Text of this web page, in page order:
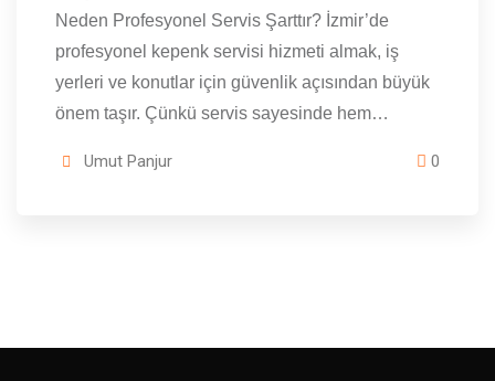
Neden Profesyonel Servis Şarttır? İzmir’de
profesyonel kepenk servisi hizmeti almak, iş
yerleri ve konutlar için güvenlik açısından büyük
önem taşır. Çünkü servis sayesinde hem…
Umut Panjur 0